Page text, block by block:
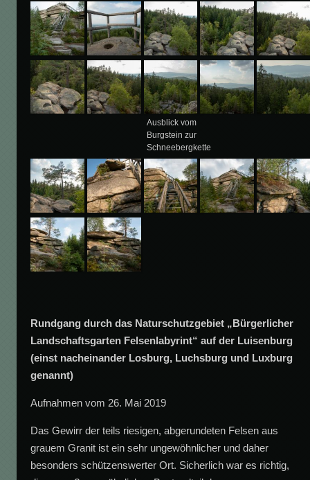
Ausblick vom
Burgstein zur
Schneebergkette
Rundgang durch das Naturschutzgebiet „Bürgerlicher
Landschaftsgarten Felsenlabyrint“ auf der Luisenburg
(einst nacheinander Losburg, Luchsburg und Luxburg
genannt)
Aufnahmen vom 26. Mai 2019
Das Gewirr der teils riesigen, abgerundeten Felsen aus
grauem Granit ist ein sehr ungewöhnlicher und daher
besonders schützenswerter Ort. Sicherlich war es richtig,